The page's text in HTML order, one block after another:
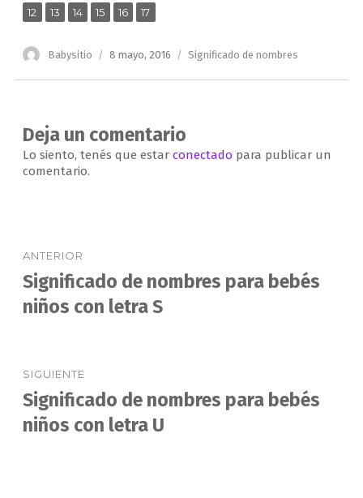
Página
12 ,
Página
13 ,
Página
14 ,
Página
15 ,
Página
16 ,
Página
17
Autor
Babysitio
Publicado
8 mayo, 2016 Categorías
Significado de nombres
Deja un comentario
Lo siento, tenés que estar conectado para publicar un
comentario.
de
entradas
ANTERIOR
Entrada
anterior:
Significado de nombres para bebés
niños con letra S
SIGUIENTE
Entrada
siguiente:
Significado de nombres para bebés
niños con letra U